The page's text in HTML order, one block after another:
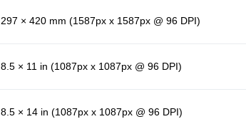
297 × 420 mm (1587px x 1587px @ 96 DPI)
8.5 × 11 in (1087px x 1087px @ 96 DPI)
8.5 × 14 in (1087px x 1087px @ 96 DPI)